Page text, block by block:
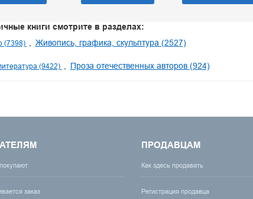
книги смотрите в разделах:
(7398) Живопись, графика, скульптура (2527)
(9422) Проза отечественных авторов (924)
заказ
ПРОДАВЦАМ
Как здесь продавать
Регистрация продавца